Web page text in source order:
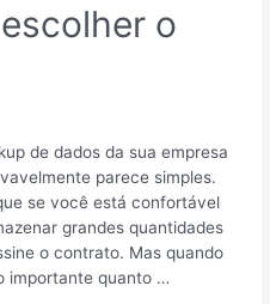
o
de dados da sua empresa
parece simples.
se você está confortável
grandes quantidades
o contrato. Mas quando
importante quanto …